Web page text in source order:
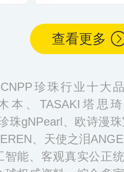
查看更多
珍珠行业十大
本、TASAKI塔思
珠gNPearl、欧诗漫
、天使之泪
智能、客观真实公正